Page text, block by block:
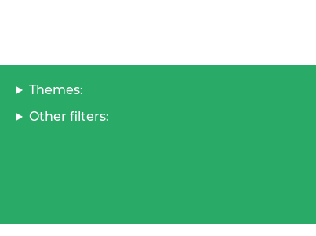
Themes:
Other filters: